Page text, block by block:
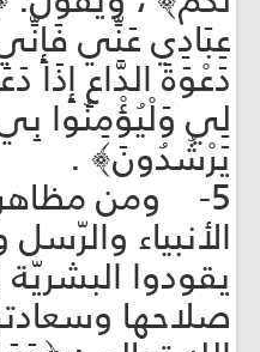
عِبَادِي عَنِّي
دَعْوَةَ الدَّاعِ إِذَا
لِي وَلْيُؤْمِنُوا
يَرْشُدُونَ﴾ .
5- ومن مظاهر
الأنبياء
يقودوا
صلاحها